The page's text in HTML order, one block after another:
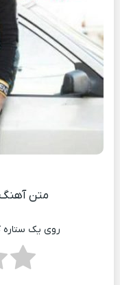
متن آهنگ
روی یک ستاره